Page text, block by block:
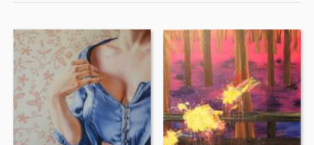
Malerier kan være naturalistiske og repræsentative (som i
fortællende (som i symbolisme), følelsesladede (som i
ekspressionisme), eller politiske (som i artivisme).